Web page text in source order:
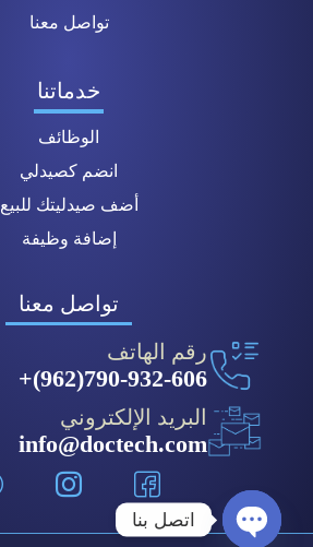
تواصل معنا
خدماتنا
الوظائف
انضم كصيدلي
أضف صيدليتك للبيع
إضافة وظيفة
تواصل معنا
رقم الهاتف
790-932-606(962)+
البريد الإلكتروني
info@doctech.com
اتصل بنا